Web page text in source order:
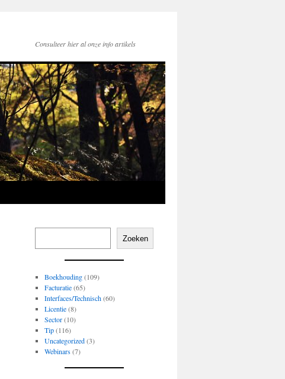
Consulteer hier al onze info artikels
Zoeken
Boekhouding(109)
Facturatie(65)
Interfaces/Technisch(60)
Licentie(8)
Sector(10)
Tip(116)
Uncategorized(3)
Webinars(7)